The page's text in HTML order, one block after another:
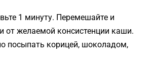
1 минуту. Перемешайте и
от желаемой консистенции каши.
посыпать корицей, шоколадом,